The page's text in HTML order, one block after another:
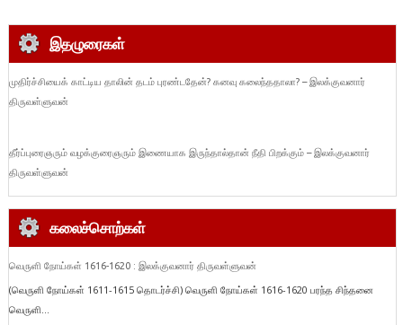
இதழுரைகள்
முதிர்ச்சியைக் காட்டிய தாலின் தடம் புரண்டதேன்? கனவு கலைந்ததாலா? – இலக்குவனார்
திருவள்ளுவன்
தீர்ப்புரைஞரும் வழக்குரைஞரும் இணையாக இருந்தால்தான் நீதி பிறக்கும் – இலக்குவனார்
திருவள்ளுவன்
கலைச்சொற்கள்
வெருளி நோய்கள் 1616-1620 : இலக்குவனார் திருவள்ளுவன்
(வெருளி நோய்கள் 1611-1615 தொடர்ச்சி) வெருளி நோய்கள் 1616-1620 பரந்த சிந்தனை
வெருளி...